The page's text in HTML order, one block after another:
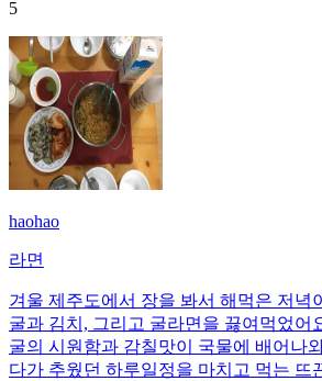
5
haohao
라면
겨울 제주도에서 장을 봐서 해먹은 저녁
굴과 김치, 그리고 굴라면을 끓여먹었어
굴의 시원함과 감칠맛이 국물에 배어나
다가 추웠던 하루일정을 마치고 먹는 뜨